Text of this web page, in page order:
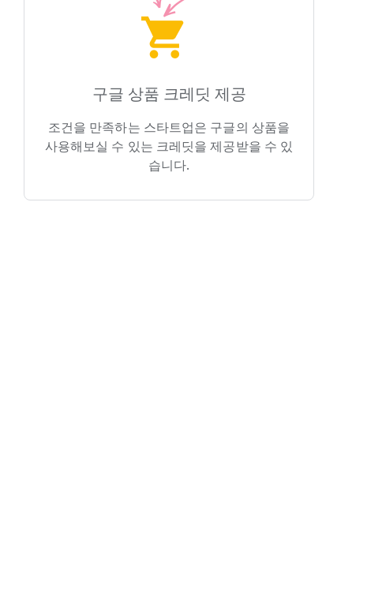
구글 상품 크레딧 제공
조건을 만족하는 스타트업은 구글의 상품을
사용해보실 수 있는 크레딧을 제공받을 수 있
습니다.